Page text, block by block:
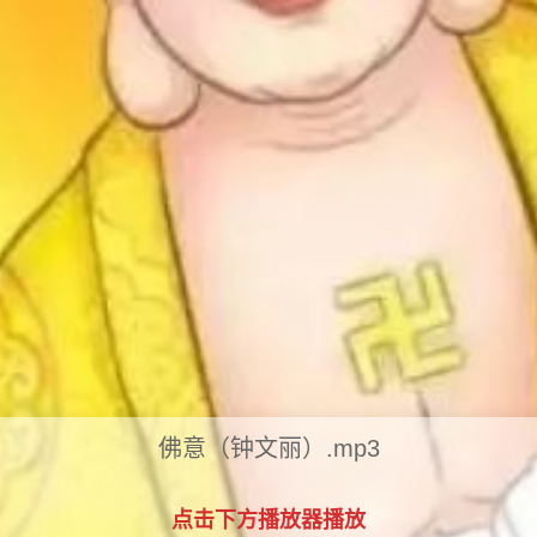
佛意（钟文丽）.mp3
点击下方播放器播放